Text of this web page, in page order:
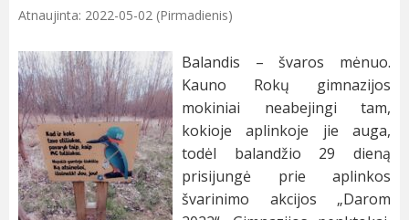
Atnaujinta: 2022-05-02 (Pirmadienis)
Balandis – švaros mėnuo.
Kauno Rokų gimnazijos
mokiniai neabejingi tam,
kokioje aplinkoje jie auga,
todėl balandžio 29 dieną
prisijungė prie aplinkos
švarinimo akcijos „Darom